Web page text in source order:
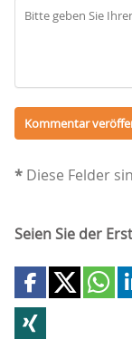
* Diese Felder
Seien Sie der